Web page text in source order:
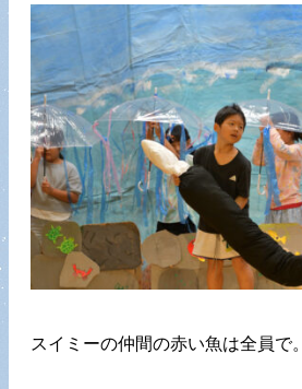
スイミーの仲間の赤い魚は全員で。